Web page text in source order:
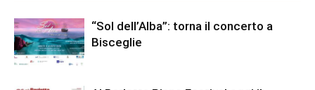
“Sol dell’Alba”: torna il concerto a
Bisceglie